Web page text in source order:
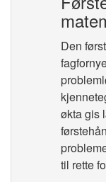
Den
økta gis
til rette